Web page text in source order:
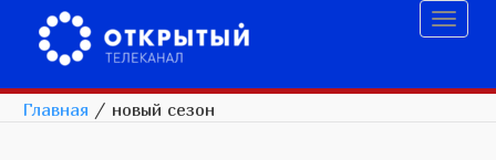
Главная / новый сезон